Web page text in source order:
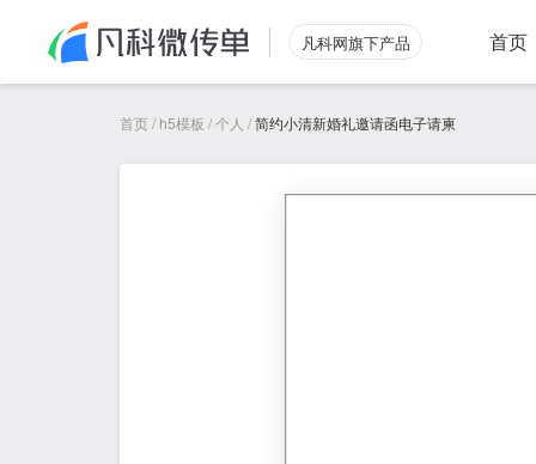
凡科网旗下产品 首页
首页/ h5模板 /个人 /简约小清新婚礼邀请函电子请柬